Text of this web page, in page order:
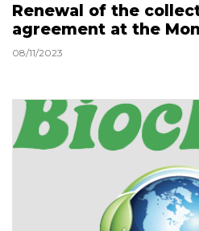
Renewal of the
agreement at the
08/11/2023